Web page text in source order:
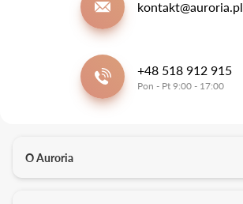
kontakt@auroria.pl
+48 518 912 915
Pon - Pt 9:00 - 17:00
O Auroria